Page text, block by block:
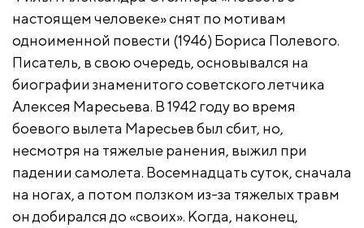
настоящем человеке» снят по мотивам
одноименной повести (1946) Бориса Полевого.
Писатель, в свою очередь, основывался на
биографии знаменитого советского летчика
Алексея Маресьева. В 1942 году во время
боевого вылета Маресьев был сбит, но,
несмотря на тяжелые ранения, выжил при
падении самолета. Восемнадцать суток, сначала
на ногах, а потом ползком из-за тяжелых травм
он добирался до «своих». Когда, наконец,